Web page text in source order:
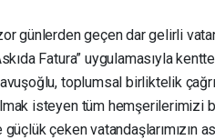
günlerden geçen dar gelirli
Fatura” uygulamasıyla
toplumsal birliktelik
isteyen tüm hemşerilerimizi
çeken vatandaşlarımızın